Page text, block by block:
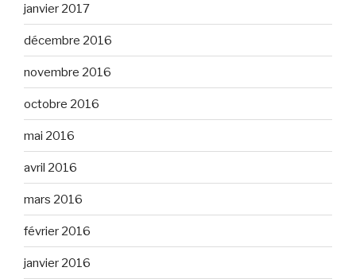
janvier 2017
décembre 2016
novembre 2016
octobre 2016
mai 2016
avril 2016
mars 2016
février 2016
janvier 2016